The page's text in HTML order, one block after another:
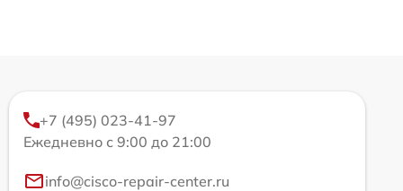
+7 (495) 023-41-97
Ежедневно с 9:00 до 21:00
info@cisco-repair-center.ru